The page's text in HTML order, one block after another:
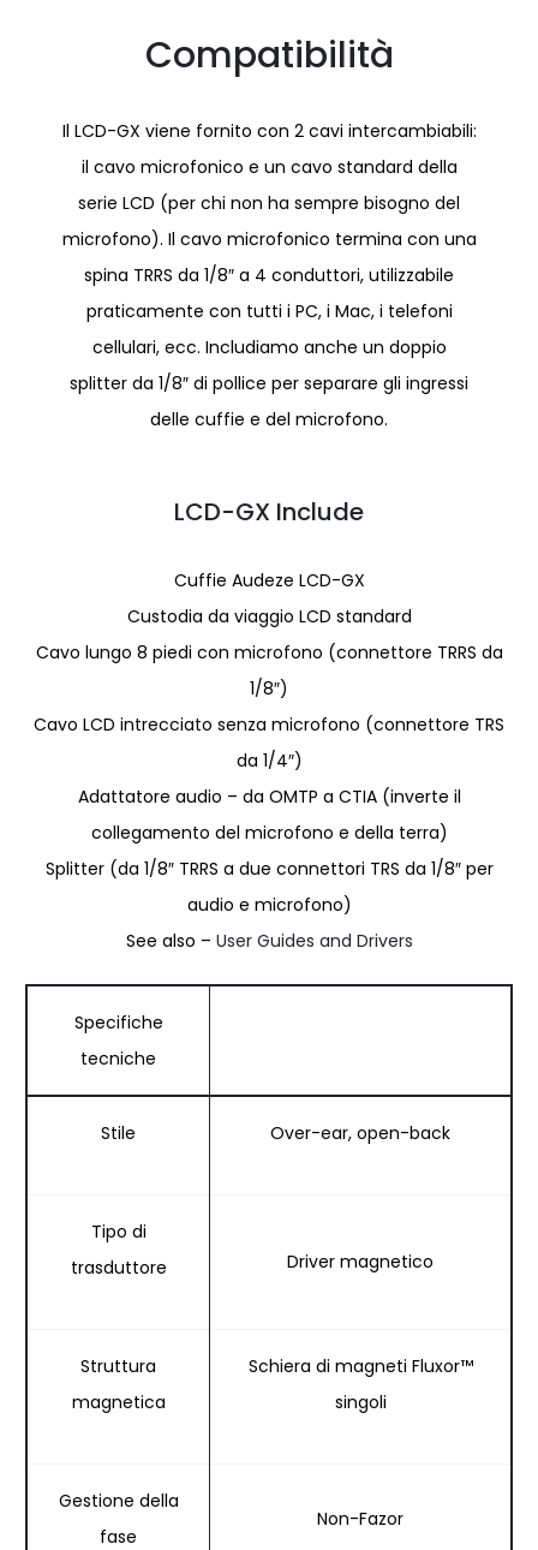
Compatibilità
Il LCD-GX viene fornito con 2 cavi intercambiabili:
il cavo microfonico e un cavo standard della
serie LCD (per chi non ha sempre bisogno del
microfono). Il cavo microfonico termina con una
spina TRRS da 1/8″ a 4 conduttori, utilizzabile
praticamente con tutti i PC, i Mac, i telefoni
cellulari, ecc. Includiamo anche un doppio
splitter da 1/8″ di pollice per separare gli ingressi
delle cuffie e del microfono.
LCD-GX Include
Cuffie Audeze LCD-GX
Custodia da viaggio LCD standard
Cavo lungo 8 piedi con microfono (connettore TRRS da
1/8″)
Cavo LCD intrecciato senza microfono (connettore TRS
da 1/4″)
Adattatore audio – da OMTP a CTIA (inverte il
collegamento del microfono e della terra)
Splitter (da 1/8″ TRRS a due connettori TRS da 1/8″ per
audio e microfono)
See also – User Guides and Drivers
Specifiche
tecniche
Stile Over-ear, open-back
Tipo di
trasduttore
Driver magnetico
Struttura
magnetica
Schiera di magneti Fluxor™
singoli
Gestione della
fase
Non-Fazor